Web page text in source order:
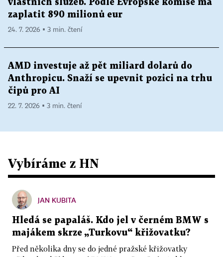
vlastních služeb. Podle Evropské komise má
zaplatit 890 milionů eur
24. 7. 2026 ▪ 3 min. čtení
AMD investuje až pět miliard dolarů do
Anthropicu. Snaží se upevnit pozici na trhu
čipů pro AI
22. 7. 2026 ▪ 3 min. čtení
Vybíráme z HN
JAN KUBITA
Hledá se papaláš. Kdo jel v černém BMW s
majákem skrze „Turkovu“ křižovatku?
Před několika dny se do jedné pražské křižovatky